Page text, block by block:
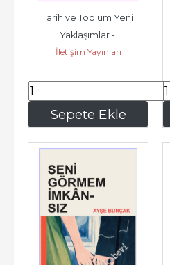
Sepete Ekle
Tarih ve Toplum Yeni
Yaklaşımlar -
Osmanlı'dan
İletişim Yayınları
300,00